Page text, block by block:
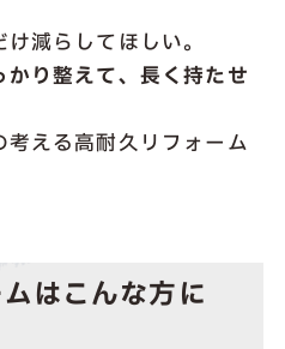
減らしてほしい。
かり整えて、長く持たせ
える高耐久リフォーム
はこんな方に